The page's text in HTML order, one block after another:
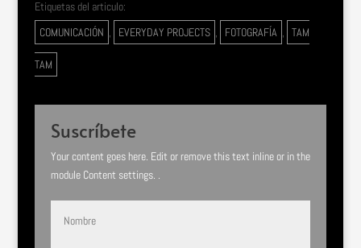
Etiquetas del articulo:
COMUNICACIÓN , EVERYDAY PROJECTS , FOTOGRAFÍA , TAM
TAM
Suscríbete
Your content goes here. Edit or remove this text inline or in the
module Content settings. .